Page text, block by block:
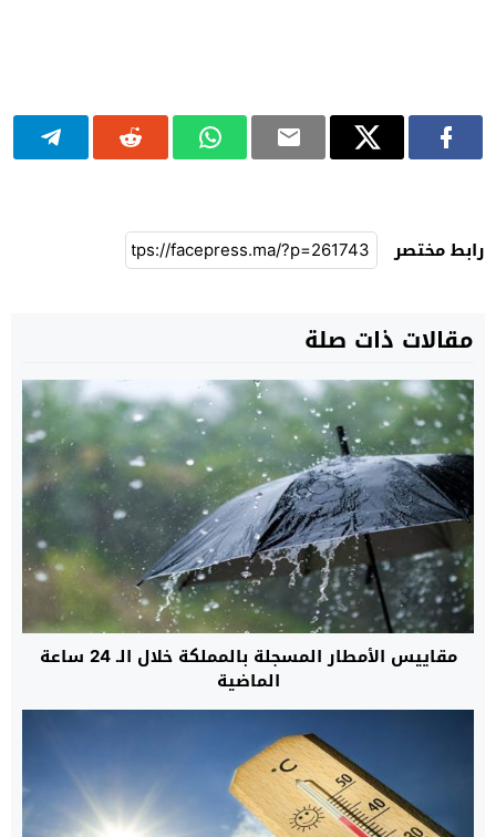
رابط مختصر
مقالات ذات صلة
مقاييس الأمطار المسجلة بالمملكة خلال الـ 24 ساعة
الماضية